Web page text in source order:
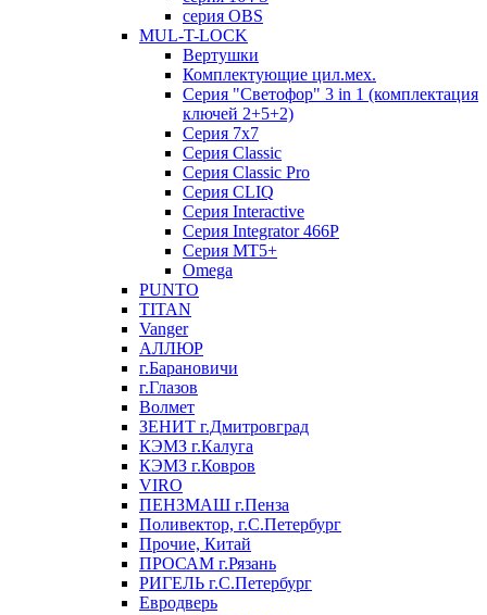
серия OBS
MUL-T-LOCK
Вертушки
Комплектующие цил.мех.
Серия "Светофор" 3 in 1 (комплектация
ключей 2+5+2)
Серия 7х7
Серия Classic
Серия Classic Pro
Серия CLIQ
Серия Interactive
Серия Integrator 466P
Серия MT5+
Omega
PUNTO
TITAN
Vanger
АЛЛЮР
г.Барановичи
г.Глазов
Волмет
ЗЕНИТ г.Дмитровград
КЭМЗ г.Калуга
КЭМЗ г.Ковров
VIRO
ПЕНЗМАШ г.Пенза
Поливектор, г.С.Петербург
Прочие, Китай
ПРОСАМ г.Рязань
РИГЕЛЬ г.С.Петербург
Евродверь